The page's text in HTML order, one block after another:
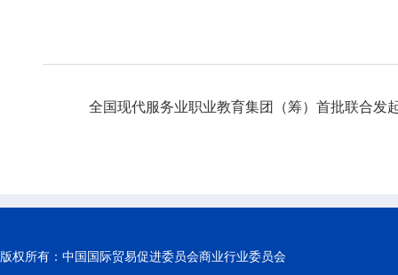
全国现代服务业职业教育集团（筹）首批联合发
版权所有： 中国国际贸易促进委员会商业行业委员会